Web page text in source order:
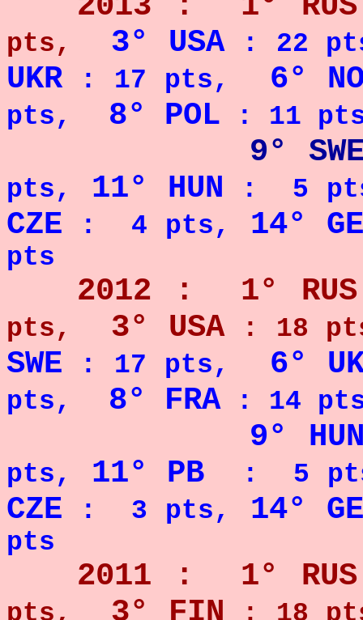
pts,
3° USA: 22
UKR: 17 pts, 6°
pts, 8° POL : 11
9°
pts, 11° HUN : 5
CZE : 4 pts, 14°
pts
2012 : 1° RUS
pts,
3° USA: 18
SWE : 17 pts, 6°
pts, 8° FRA: 14
9°
pts, 11° PB : 5
CZE : 3 pts, 14°
pts
2011 : 1° RUS
pts,
3° FIN : 18